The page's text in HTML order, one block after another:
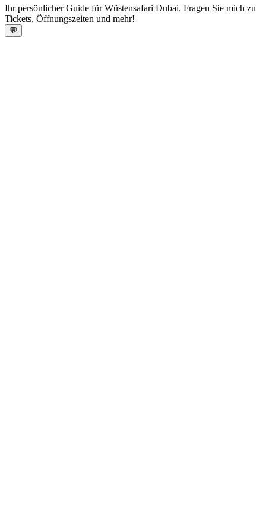
Ihr persönlicher Guide für Wüstensafari Dubai. Fragen Sie mich zu
Tickets, Öffnungszeiten und mehr!
💬